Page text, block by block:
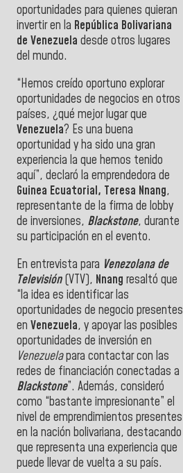
oportunidades para quienes quieran
invertir en la República Bolivariana
de Venezuela desde otros lugares
del mundo.
“Hemos creído oportuno explorar
oportunidades de negocios en otros
países, ¿qué mejor lugar que
Venezuela? Es una buena
oportunidad y ha sido una gran
experiencia la que hemos tenido
aquí”, declaró la emprendedora de
Guinea Ecuatorial, Teresa Nnang,
representante de la firma de lobby
de inversiones, Blackstone, durante
su participación en el evento.
En entrevista para Venezolana de
Televisión(VTV), Nnang resaltó que
“la idea es identificar las
oportunidades de negocio presentes
en Venezuela, y apoyar las posibles
oportunidades de inversión en
Venezuelapara contactar con las
redes de financiación conectadas a
Blackstone”. Además, consideró
como “bastante impresionante” el
nivel de emprendimientos presentes
en la nación bolivariana, destacando
que representa una experiencia que
puede llevar de vuelta a su país.